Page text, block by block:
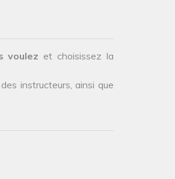
voulez et choisissez la
instructeurs, ainsi que